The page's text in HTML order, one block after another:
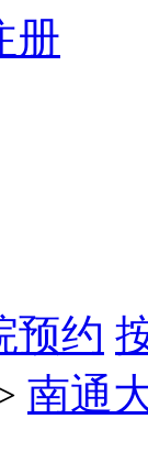
册
预约
南通